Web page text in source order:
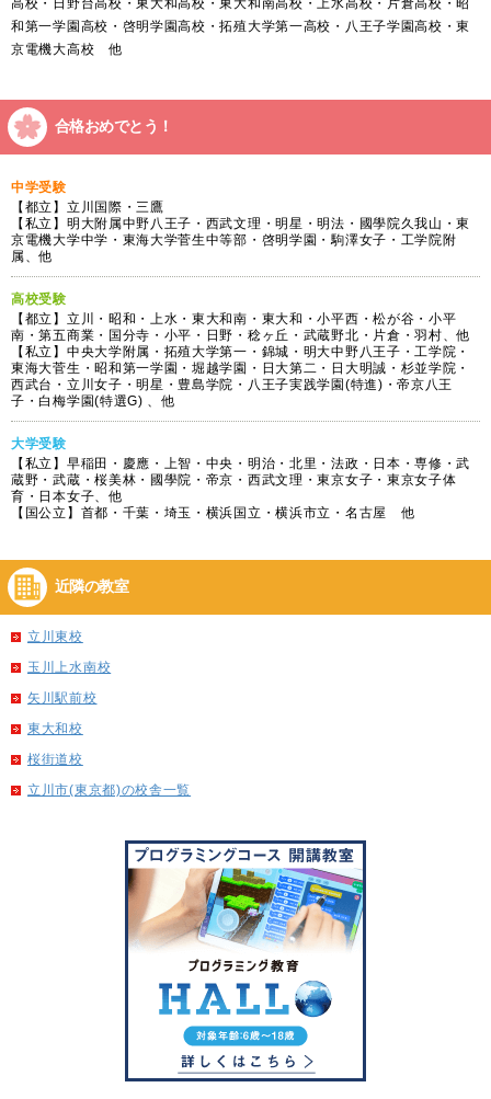
高校・日野台高校・東大和高校・東大和南高校・上水高校・片倉高校・昭
和第一学園高校・啓明学園高校・拓殖大学第一高校・八王子学園高校・東
京電機大高校 他
合格おめでとう！
中学受験
【都立】立川国際・三鷹
【私立】明大附属中野八王子・西武文理・明星・明法・國學院久我山・東
京電機大学中学・東海大学菅生中等部・啓明学園・駒澤女子・工学院附
属、他
高校受験
【都立】立川・昭和・上水・東大和南・東大和・小平西・松が谷・小平
南・第五商業・国分寺・小平・日野・稔ヶ丘・武蔵野北・片倉・羽村、他
【私立】中央大学附属・拓殖大学第一・錦城・明大中野八王子・工学院・
東海大菅生・昭和第一学園・堀越学園・日大第二・日大明誠・杉並学院・
西武台・立川女子・明星・豊島学院・八王子実践学園(特進)・帝京八王
子・白梅学園(特選G) 、他
大学受験
【私立】早稲田・慶應・上智・中央・明治・北里・法政・日本・専修・武
蔵野・武蔵・桜美林・國學院・帝京・西武文理・東京女子・東京女子体
育・日本女子、他
【国公立】首都・千葉・埼玉・横浜国立・横浜市立・名古屋 他
近隣の教室
立川東校
玉川上水南校
矢川駅前校
東大和校
桜街道校
立川市(東京都)の校舎一覧